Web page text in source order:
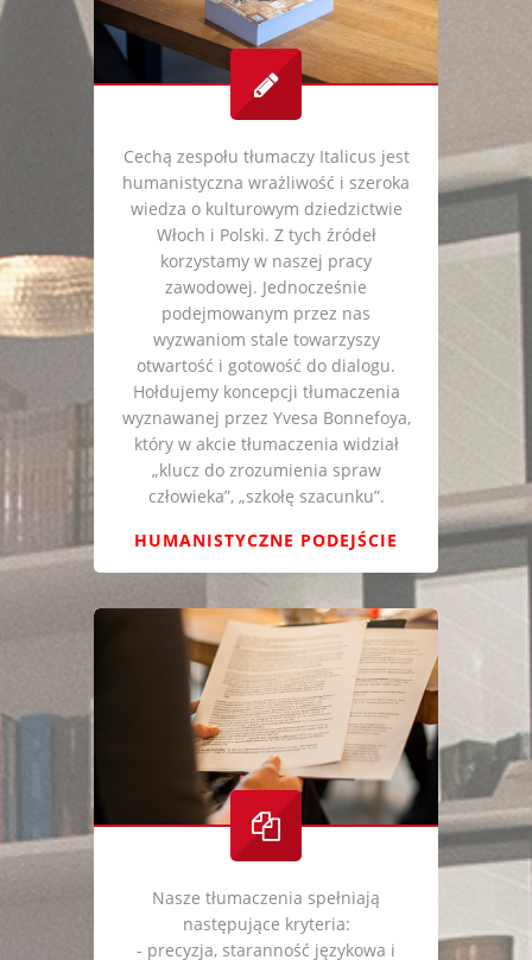
Cechą zespołu tłumaczy Italicus jest
humanistyczna wrażliwość i szeroka
wiedza o kulturowym dziedzictwie
Włoch i Polski. Z tych źródeł
korzystamy w naszej pracy
zawodowej. Jednocześnie
podejmowanym przez nas
wyzwaniom stale towarzyszy
otwartość i gotowość do dialogu.
Hołdujemy koncepcji tłumaczenia
wyznawanej przez Yvesa Bonnefoya,
który w akcie tłumaczenia widział
„klucz do zrozumienia spraw
człowieka”, „szkołę szacunku”.
HUMANISTYCZNE PODEJŚCIE
Nasze tłumaczenia spełniają
następujące kryteria:
- precyzja, staranność językowa i